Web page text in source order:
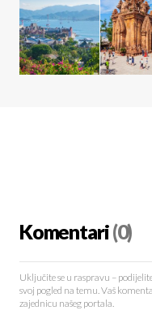
Komentari(0)
Uključite se u raspravu –
svoj pogled na temu. Vaš
zajednicu našeg portala.